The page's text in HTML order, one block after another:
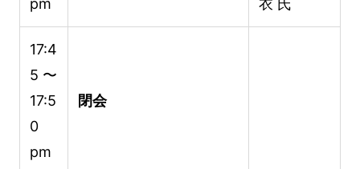
pm
衣 氏
17:4
5 〜
17:5
0
pm
閉会